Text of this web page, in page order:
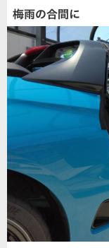
梅雨の合間に